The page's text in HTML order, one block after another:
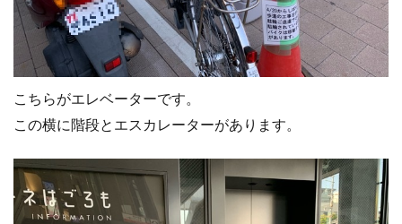
こちらがエレベーターです。
この横に階段とエスカレーターがあります。